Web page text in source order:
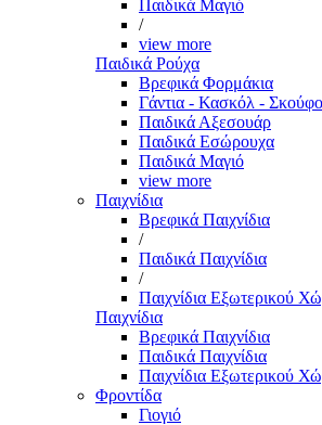
Παιδικά Μαγιό
/
view more
Παιδικά Ρούχα
Βρεφικά Φορμάκια
Γάντια - Κασκόλ -
Παιδικά Αξεσουάρ
Παιδικά Εσώρουχα
Παιδικά Μαγιό
view more
Παιχνίδια
Βρεφικά Παιχνίδια
/
Παιδικά Παιχνίδια
/
Παιχνίδια Εξωτερικού
Παιχνίδια
Βρεφικά Παιχνίδια
Παιδικά Παιχνίδια
Παιχνίδια Εξωτερικού
Φροντίδα
Γιογιό